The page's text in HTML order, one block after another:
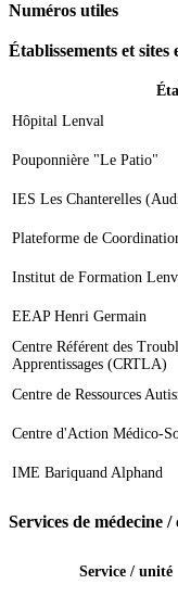
Numéros utiles
Établissements et sites
Hôpital Lenval
Pouponnière "Le Patio"
IES Les Chanterelles
Plateforme de
Institut de Formation
EEAP Henri Germain
Centre Référent des
Apprentissages (CRTLA)
Centre de Ressources
Centre d'Action Médico-
IME Bariquand Alphand
Services de médecine
Service / unité